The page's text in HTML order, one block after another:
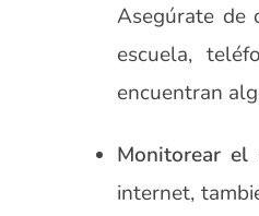
Asegúrate de
escuela,
encuentran
Monitorear el
internet,